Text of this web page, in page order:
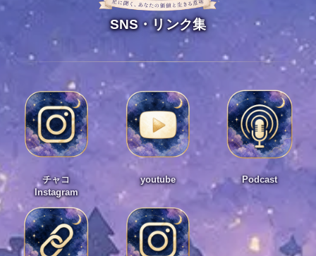
SNS・リンク集
チャコ
Instagram
youtube Podcast